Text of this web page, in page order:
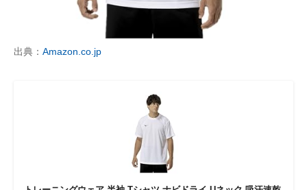
出典： Amazon.co.jp